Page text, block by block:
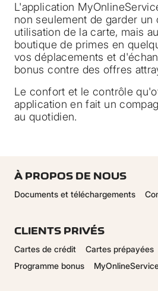
L'application
non seulement de garder
utilisation de la carte, mais
boutique de primes en
vos déplacements et
bonus contre des offres
Le confort et le contrôle
application en fait un
au quotidien.
À PROPOS DE NOUS
Documents et téléchargements
CLIENTS PRIVÉS
Cartes de crédit Cartes prépayées
Programme bonus